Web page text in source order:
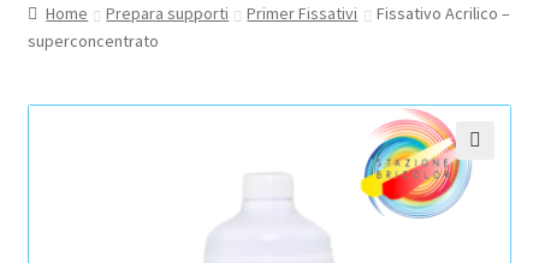
Pagamento
Termini e condizioni d’uso
Home Prepara supporti Primer Fissativi
Fissativo Acrilico –
superconcentrato
🔍